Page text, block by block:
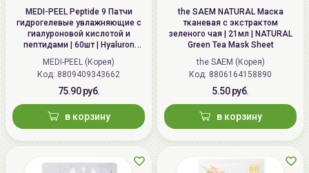
MEDI-PEEL Peptide 9 Патчи
гидрогелевые увлажняющие с
гиалуроновой кислотой и
пептидами | 60шт | Hyaluron
Aqua Peptide 9 Ampoule Eye
Patch
MEDI-PEEL (Корея)
Код: 8809409343662
75.90 руб.
в корзину
the SAEM NATURAL Маска
тканевая с экстрактом
зеленого чая | 21мл | NATURAL
Green Tea Mask Sheet
the SAEM (Корея)
Код: 8806164158890
5.50 руб.
в корзину